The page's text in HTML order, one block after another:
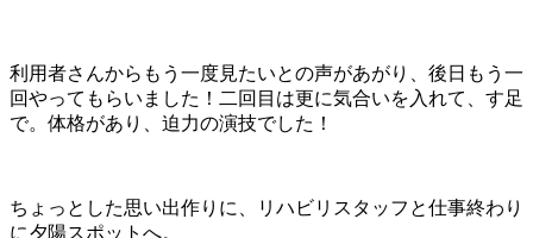
利用者さんからもう一度見たいとの声があがり、後日もう一
回やってもらいました！二回目は更に気合いを入れて、す足
で。体格があり、迫力の演技でした！
ちょっとした思い出作りに、リハビリスタッフと仕事終わり
に夕陽スポットへ。